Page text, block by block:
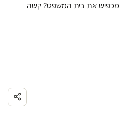
את בית המשפט? קשה